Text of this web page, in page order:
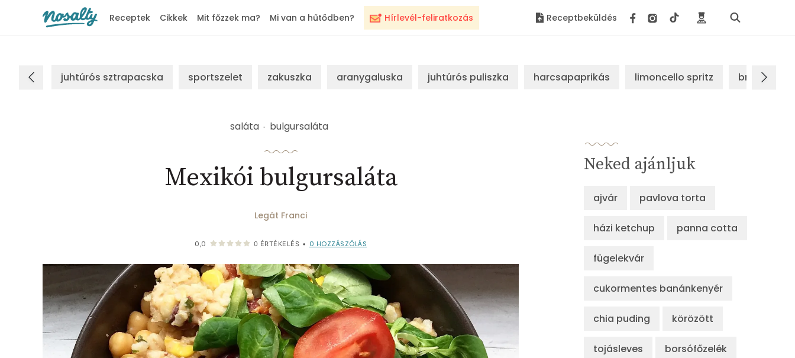
Hírlevél-feliratkozás
Receptek Cikkek Mit főzzek ma? Mi van a hűtődben? Receptbeküldés
juhtúrós sztrapacska sportszelet zakuszka aranygaluska juhtúrós puliszka harcsapaprikás limoncello spritz brassói
saláta bulgursaláta
Mexikói bulgursaláta
Legát Franci
0,0 0 ÉRTÉKELÉS • 0 HOZZÁSZÓLÁS
Neked ajánljuk
ajvár pavlova torta
házi ketchup panna cotta
fügelekvár
cukormentes banánkenyér
chia puding körözött
tojásleves borsófőzelék